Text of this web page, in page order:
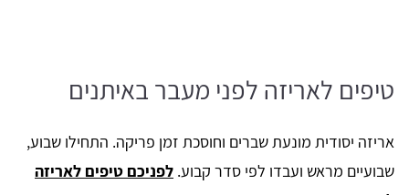
טיפים לאריזה לפני מעבר באיתנים
אריזה יסודית מונעת שברים וחוסכת זמן פריקה. התחילו שבוע,
שבועיים מראש ועבדו לפי סדר קבוע. לפניכם טיפים לאריזה